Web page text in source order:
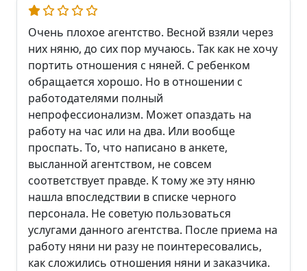
Очень плохое агентство. Весной взяли через
них няню, до сих пор мучаюсь. Так как не хочу
портить отношения с няней. С ребенком
обращается хорошо. Но в отношении с
работодателями полный
непрофессионализм. Может опаздать на
работу на час или на два. Или вообще
проспать. То, что написано в анкете,
высланной агентством, не совсем
соответствует правде. К тому же эту няню
нашла впоследствии в списке черного
персонала. Не советую пользоваться
услугами данного агентства. После приема на
работу няни ни разу не поинтересовались,
как сложились отношения няни и заказчика.